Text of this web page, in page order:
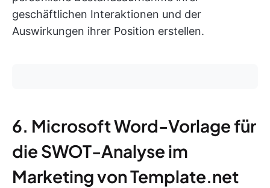
geschäftlichen Interaktionen und der
Auswirkungen ihrer Position erstellen.
6. Microsoft Word-Vorlage für
die SWOT-Analyse im
Marketing von Template.net